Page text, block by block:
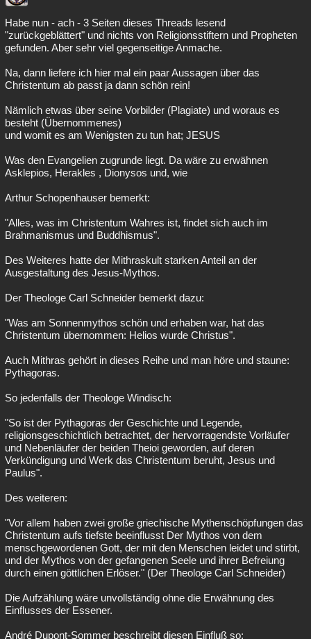
Lesenswert
Habe nun - ach - 3 Seiten dieses Threads lesend
"zurückgeblättert" und nichts von Religionsstiftern und Propheten
gefunden. Aber sehr viel gegenseitige Anmache.
Na, dann liefere ich hier mal ein paar Aussagen über das
Christentum ab passt ja dann schön rein!
Nämlich etwas über seine Vorbilder (Plagiate) und woraus es
besteht (Übernommenes)
und womit es am Wenigsten zu tun hat; JESUS
Was den Evangelien zugrunde liegt. Da wäre zu erwähnen
Asklepios, Herakles , Dionysos und, wie
Arthur Schopenhauser bemerkt:
"Alles, was im Christentum Wahres ist, findet sich auch im
Brahmanismus und Buddhismus".
Des Weiteres hatte der Mithraskult starken Anteil an der
Ausgestaltung des Jesus-Mythos.
Der Theologe Carl Schneider bemerkt dazu:
"Was am Sonnenmythos schön und erhaben war, hat das
Christentum übernommen: Helios wurde Christus".
Auch Mithras gehört in dieses Reihe und man höre und staune:
Pythagoras.
So jedenfalls der Theologe Windisch:
"So ist der Pythagoras der Geschichte und Legende,
religionsgeschichtlich betrachtet, der hervorragendste Vorläufer
und Nebenläufer der beiden Theioi geworden, auf deren
Verkündigung und Werk das Christentum beruht, Jesus und
Paulus".
Des weiteren:
"Vor allem haben zwei große griechische Mythenschöpfungen das
Christentum aufs tiefste beeinflusst Der Mythos von dem
menschgewordenen Gott, der mit den Menschen leidet und stirbt,
und der Mythos von der gefangenen Seele und ihrer Befreiung
durch einen göttlichen Erlöser." (Der Theologe Carl Schneider)
Die Aufzählung wäre unvollständig ohne die Erwähnung des
Einflusses der Essener.
André Dupont-Sommer beschreibt diesen Einfluß so: